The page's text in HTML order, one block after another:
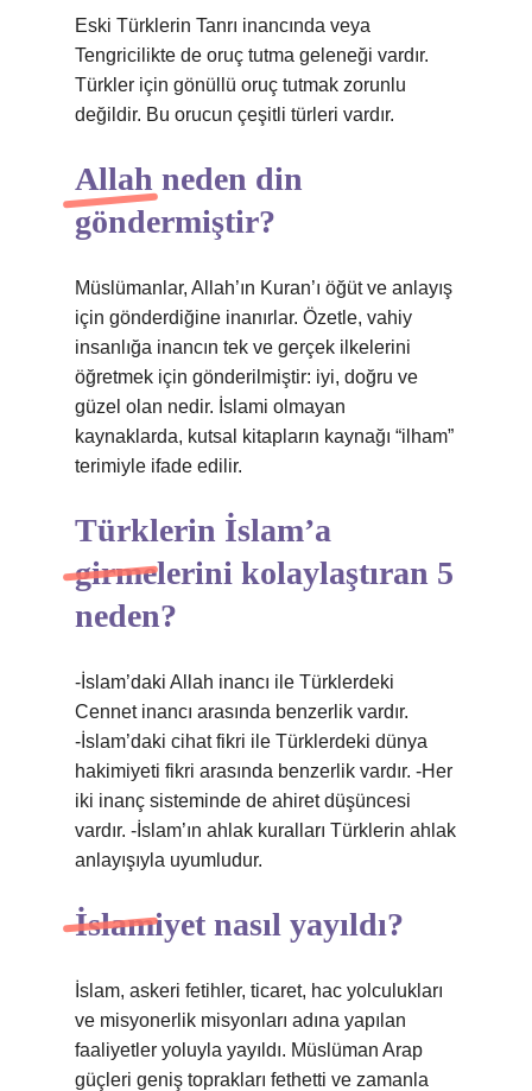
Eski Türklerin Tanrı inancında veya
Tengricilikte de oruç tutma geleneği vardır.
Türkler için gönüllü oruç tutmak zorunlu
değildir. Bu orucun çeşitli türleri vardır.
Allah neden din
göndermiştir?
Müslümanlar, Allah’ın Kuran’ı öğüt ve anlayış
için gönderdiğine inanırlar. Özetle, vahiy
insanlığa inancın tek ve gerçek ilkelerini
öğretmek için gönderilmiştir: iyi, doğru ve
güzel olan nedir. İslami olmayan
kaynaklarda, kutsal kitapların kaynağı “ilham”
terimiyle ifade edilir.
Türklerin İslam’a
girmelerini kolaylaştıran 5
neden?
-İslam’daki Allah inancı ile Türklerdeki
Cennet inancı arasında benzerlik vardır.
-İslam’daki cihat fikri ile Türklerdeki dünya
hakimiyeti fikri arasında benzerlik vardır. -Her
iki inanç sisteminde de ahiret düşüncesi
vardır. -İslam’ın ahlak kuralları Türklerin ahlak
anlayışıyla uyumludur.
İslamiyet nasıl yayıldı?
İslam, askeri fetihler, ticaret, hac yolculukları
ve misyonerlik misyonları adına yapılan
faaliyetler yoluyla yayıldı. Müslüman Arap
güçleri geniş toprakları fethetti ve zamanla